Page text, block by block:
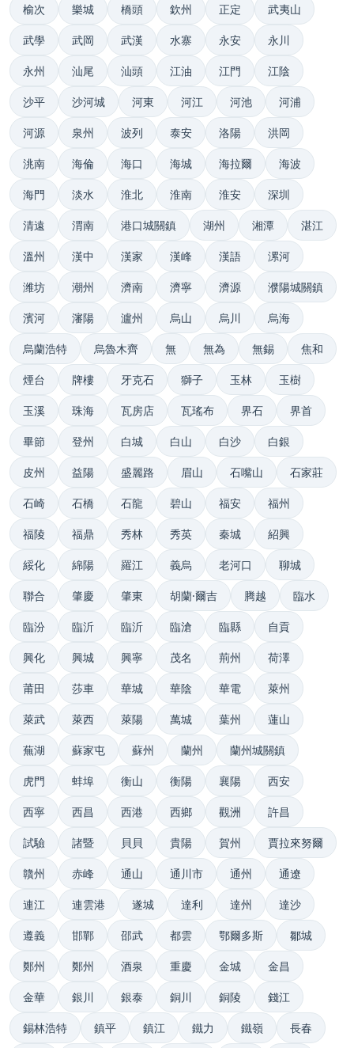
榆次 樂城 橋頭 欽州 正定 武夷山
武學 武岡 武漢 水寨 永安 永川
永州 汕尾 汕頭 江油 江門 江陰
沙平 沙河城 河東 河江 河池 河浦
河源 泉州 波列 泰安 洛陽 洪岡
洮南 海倫 海口 海城 海拉爾 海波
海門 淡水 淮北 淮南 淮安 深圳
清遠 渭南 港口城關鎮 湖州 湘潭 湛江
溫州 漢中 漢家 漢峰 漢語 漯河
潍坊 潮州 濟南 濟寧 濟源 濮陽城關鎮
濱河 瀋陽 瀘州 烏山 烏川 烏海
烏蘭浩特 烏魯木齊 無 無為 無錫 焦和
煙台 牌樓 牙克石 獅子 玉林 玉樹
玉溪 珠海 瓦房店 瓦瑤布 界石 界首
畢節 登州 白城 白山 白沙 白銀
皮州 益陽 盛麗路 眉山 石嘴山 石家莊
石崎 石橋 石龍 碧山 福安 福州
福陵 福鼎 秀林 秀英 秦城 紹興
綏化 綿陽 羅江 義烏 老河口 聊城
聯合 肇慶 肇東 胡蘭·爾吉 腾越 臨水
臨汾 臨沂 臨沂 臨滄 臨縣 自貢
興化 興城 興寧 茂名 荊州 荷澤
莆田 莎車 華城 華陰 華電 萊州
萊武 萊西 萊陽 萬城 葉州 蓮山
蕪湖 蘇家屯 蘇州 蘭州 蘭州城關鎮
虎門 蚌埠 衡山 衡陽 襄陽 西安
西寧 西昌 西港 西鄉 觀洲 許昌
試驗 諸暨 貝貝 貴陽 賀州 賈拉來努爾
贛州 赤峰 通山 通川市 通州 通遼
連江 連雲港 遂城 達利 達州 達沙
遵義 邯鄲 邵武 都雲 鄂爾多斯 鄒城
鄭州 鄭州 酒泉 重慶 金城 金昌
金華 銀川 銀泰 銅川 銅陵 錢江
錫林浩特 鎮平 鎮江 鐵力 鐵嶺 長春